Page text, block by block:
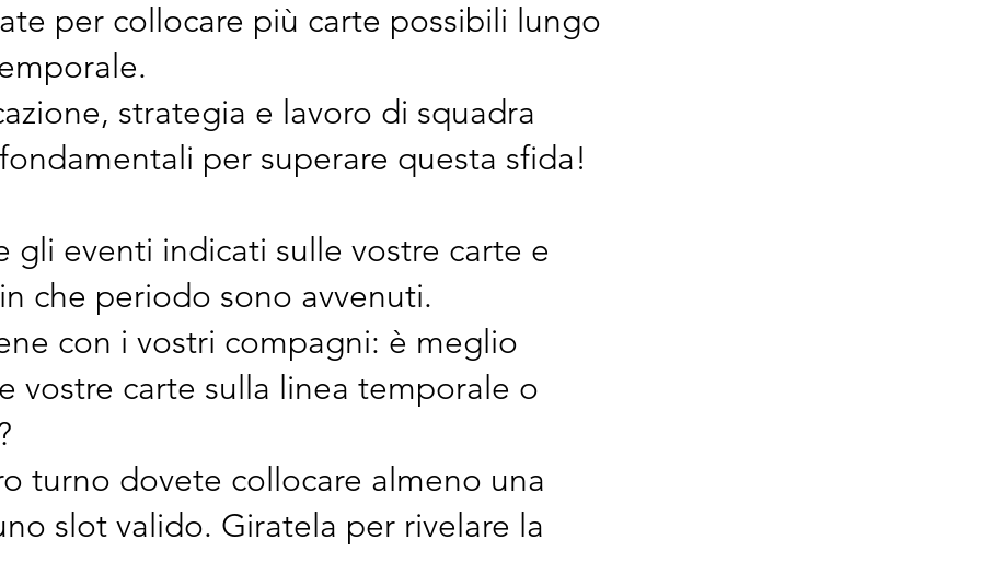
per collocare più carte possibili lungo
strategia e lavoro di squadra
per superare questa sfida!
gli eventi indicati sulle vostre carte e
che periodo sono avvenuti.
con i vostri compagni: è meglio
vostre carte sulla linea temporale o
turno dovete collocare almeno una
slot valido. Giratela per rivelare la